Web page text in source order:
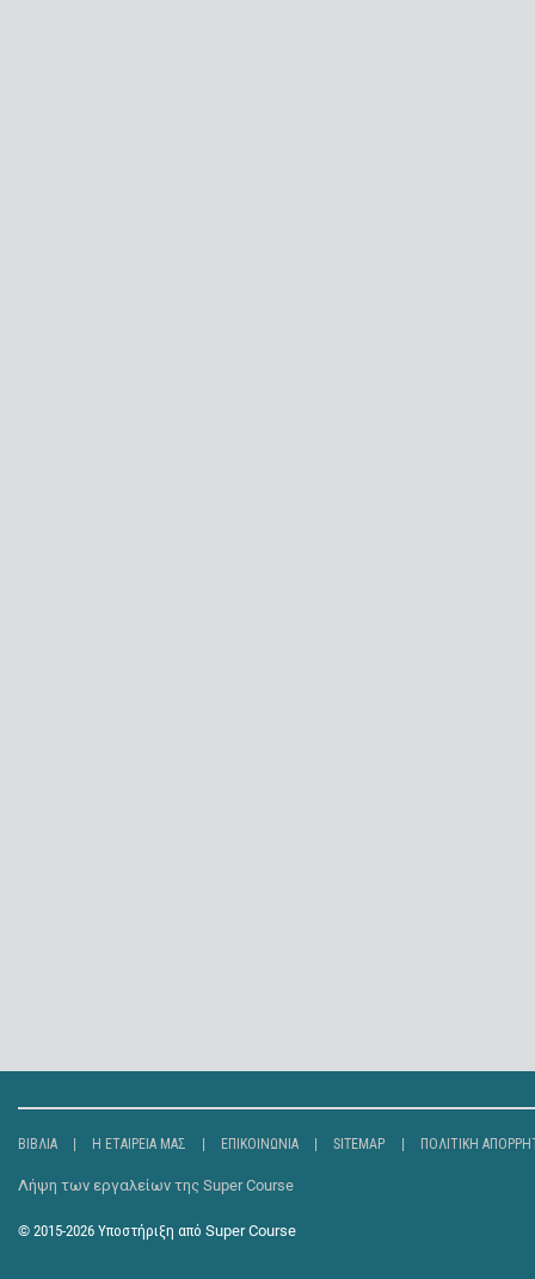
ΒΙΒΛΊΑ Η ΕΤΑΙΡΕΊΑ ΜΑΣ ΕΠΙΚΟΙΝΩΝΊΑ SITEMAP ΠΟΛΙΤΙΚΉ
Λήψη των εργαλείων της Super Course
© 2015-2026 Υποστήριξη από Super Course